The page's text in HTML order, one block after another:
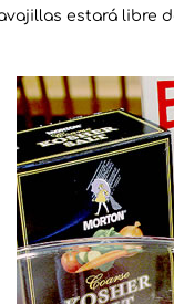
estará libre